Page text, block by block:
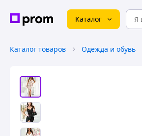
Каталог
Каталог товаров Одежда и обувь